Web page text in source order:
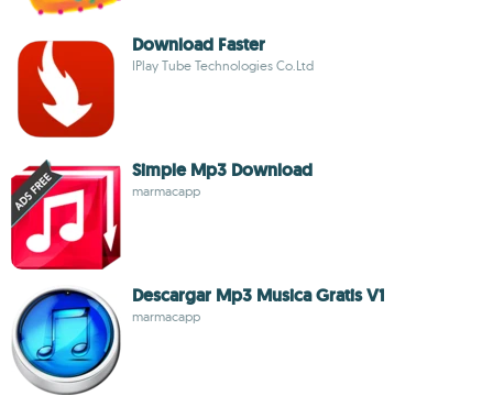
Download Faster
IPlay Tube Technologies Co.Ltd
Simple Mp3 Download
marmacapp
Descargar Mp3 Musica Gratis V1
marmacapp